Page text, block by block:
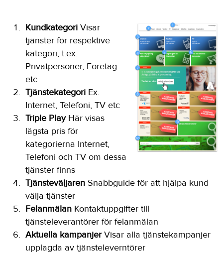
Kundkategori Visar
tjänster för respektive
kategori, t.ex.
Privatpersoner, Företag
etc
Tjänstekategori Ex.
Internet, Telefoni, TV etc
Triple PlayHär visas
lägsta pris för
kategorierna Internet,
Telefoni och TV om dessa
tjänster finns
Tjänsteväljaren Snabbguide för att hjälpa kund
välja tjänster
Felanmälan Kontaktuppgifter till
tjänsteleverantörer för felanmälan
Aktuella kampanjerVisar alla tjänstekampanjer
upplagda av tjänsteleverntörer